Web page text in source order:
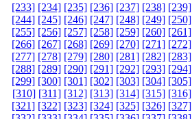
[233] [234] [235] [236] [237] [238] [239]
[244] [245] [246] [247] [248] [249] [250]
[255] [256] [257] [258] [259] [260] [261]
[266] [267] [268] [269] [270] [271] [272]
[277] [278] [279] [280] [281] [282] [283]
[288] [289] [290] [291] [292] [293] [294]
[299] [300] [301] [302] [303] [304] [305]
[310] [311] [312] [313] [314] [315] [316]
[321] [322] [323] [324] [325] [326] [327]